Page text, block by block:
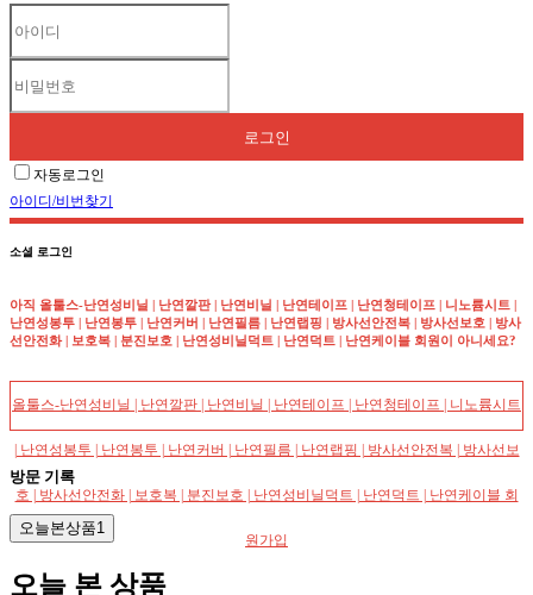
로그인
자동로그인
아이디/비번찾기
소셜 로그인
아직 올툴스-난연성비닐 | 난연깔판 | 난연비닐 | 난연테이프 | 난연청테이프 | 니노륨시트 |
난연성봉투 | 난연봉투 | 난연커버 | 난연필름 | 난연랩핑 | 방사선안전복 | 방사선보호 | 방사
선안전화 | 보호복 | 분진보호 | 난연성비닐덕트 | 난연덕트 | 난연케이블 회원이 아니세요?
올툴스-난연성비닐 | 난연깔판 | 난연비닐 | 난연테이프 | 난연청테이프 | 니노륨시트
| 난연성봉투 | 난연봉투 | 난연커버 | 난연필름 | 난연랩핑 | 방사선안전복 | 방사선보
호 | 방사선안전화 | 보호복 | 분진보호 | 난연성비닐덕트 | 난연덕트 | 난연케이블 회
원가입
방문 기록
오늘본상품1
오늘 본 상품